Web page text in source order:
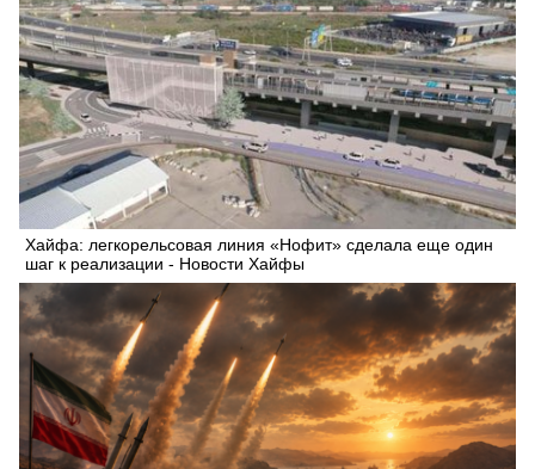
Искать
Хайфа: легкорельсовая линия «Нофит» сделала еще один
шаг к реализации - Новости Хайфы